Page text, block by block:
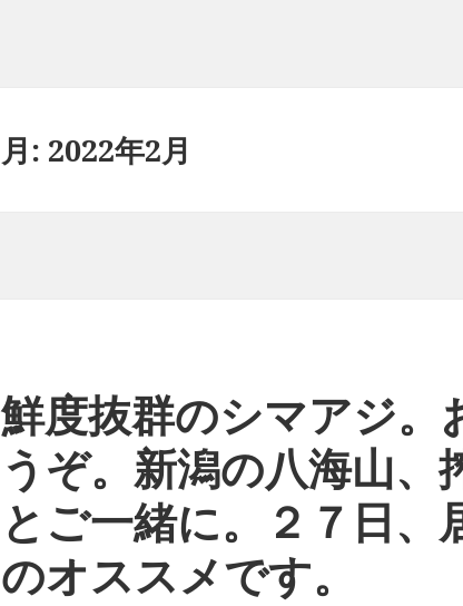
月: 2022年2月
鮮度抜群のシマアジ。
うぞ。新潟の八海山、
とご一緒に。２７日、
のオススメです。